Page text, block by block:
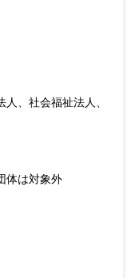
、社会福祉法人、
体は対象外